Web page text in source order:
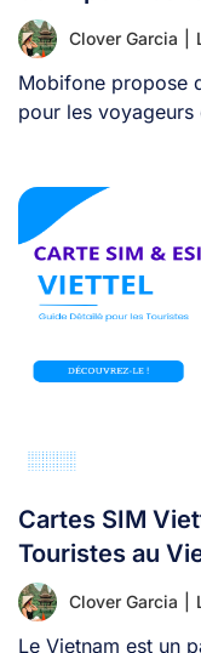
Clover Garcia
Mobifone propose
pour les
Cartes SIM
Touristes au
Clover Garcia
Le Vietnam est un